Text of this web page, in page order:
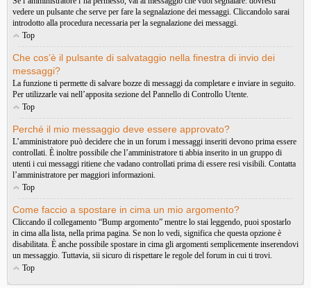
vedere un pulsante che serve per fare la segnalazione dei messaggi. Cliccandolo sarai
introdotto alla procedura necessaria per la segnalazione dei messaggi.
Top
Che cos’è il pulsante di salvataggio nella finestra di invio dei
messaggi?
La funzione ti permette di salvare bozze di messaggi da completare e inviare in seguito.
Per utilizzarle vai nell’apposita sezione del Pannello di Controllo Utente.
Top
Perché il mio messaggio deve essere approvato?
L’amministratore può decidere che in un forum i messaggi inseriti devono prima essere
controllati. È inoltre possibile che l’amministratore ti abbia inserito in un gruppo di
utenti i cui messaggi ritiene che vadano controllati prima di essere resi visibili. Contatta
l’amministratore per maggiori informazioni.
Top
Come faccio a spostare in cima un mio argomento?
Cliccando il collegamento “Bump argomento” mentre lo stai leggendo, puoi spostarlo
in cima alla lista, nella prima pagina. Se non lo vedi, significa che questa opzione è
disabilitata. È anche possibile spostare in cima gli argomenti semplicemente inserendovi
un messaggio. Tuttavia, sii sicuro di rispettare le regole del forum in cui ti trovi.
Top